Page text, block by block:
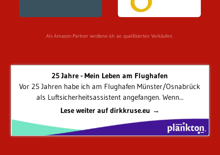
Als Amazon-Partner verdiene ich an qualifizierten Verkäufen.
25 Jahre - Mein Leben am Flughafen
Vor 25 Jahren habe ich am Flughafen Münster/Osnabrück
als Luftsicherheitsassistent angefangen. Wenn...
Lese weiter auf dirkkruse.eu →